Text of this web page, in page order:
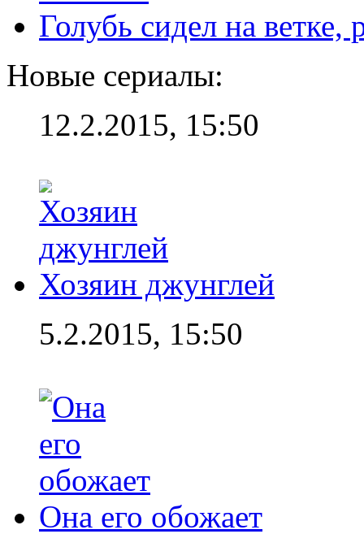
Голубь сидел на
Новые сериалы:
12.2.2015, 15:50
Хозяин джунглей
5.2.2015, 15:50
Она его обожает